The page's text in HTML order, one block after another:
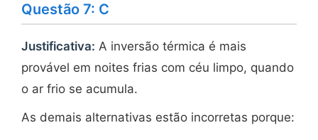
Questão 7: C
Justificativa: A inversão térmica é mais
provável em noites frias com céu limpo, quando
o ar frio se acumula.
As demais alternativas estão incorretas porque: